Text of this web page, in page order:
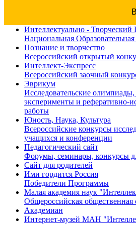
Интеллектуально - Творческий
Национальная
Познание и творчество
Всероссийский открытый
Интеллект-Экспресс
Всероссийский заочный
Эврикум
Исследовательские
эксперименты и реферативно-
работы
Юность, Наука, Культура
Всероссийские конкурсы
учащихся и конференции
Педагогический сайт
Форумы, семинары, конкурсы
Сайт для родителей
Ими гордится Россия
Победители Программы
Малая академия наук
Общероссийская общественная
Академиан
Интернет-музей МАН